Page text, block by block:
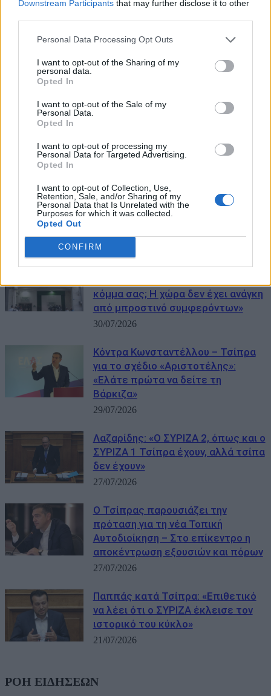
Downstream Participants that may further disclose it to other
Personal Data Processing Opt Outs
I want to opt-out of the Sharing of my
personal data.
Opted In
I want to opt-out of the Sale of my
Personal Data.
Opted In
I want to opt-out of processing my
Personal Data for Targeted Advertising.
Opted In
I want to opt-out of Collection, Use,
Retention, Sale, and/or Sharing of my
Personal Data that Is Unrelated with the
Purposes for which it was collected.
Opted Out
CONFIRM
ΜΠΟΡΕΙ ΝΑ ΣΑΣ ΕΝΔΙΑΦΕΡΕΙ
«Ποιος χρηματοδοτεί το νέο σας
κόμμα; Να απαντήσει για τα
31/07/2026
Σφοδρή επίθεση ΠΑΣΟΚ κατά
κόμμα σας; Η χώρα δεν έχει ανάγκη
από μπροστινό συμφερόντων»
30/07/2026
Κόντρα Κωνσταντέλλου – Τσίπρα
για το σχέδιο «Αριστοτέλης»:
«Ελάτε πρώτα να δείτε τη
Βάρκιζα»
29/07/2026
Λαζαρίδης: «Ο ΣΥΡΙΖΑ 2, όπως και ο
ΣΥΡΙΖΑ 1 Τσίπρα έχουν, αλλά τσίπα
δεν έχουν»
27/07/2026
Ο Τσίπρας παρουσιάζει την
πρόταση για τη νέα Τοπική
Αυτοδιοίκηση – Στο επίκεντρο η
αποκέντρωση εξουσιών και πόρων
27/07/2026
Παππάς κατά Τσίπρα: «Επιθετικό
να λέει ότι ο ΣΥΡΙΖΑ έκλεισε τον
ιστορικό του κύκλο»
21/07/2026
ΡΟΗ ΕΙΔΗΣΕΩΝ